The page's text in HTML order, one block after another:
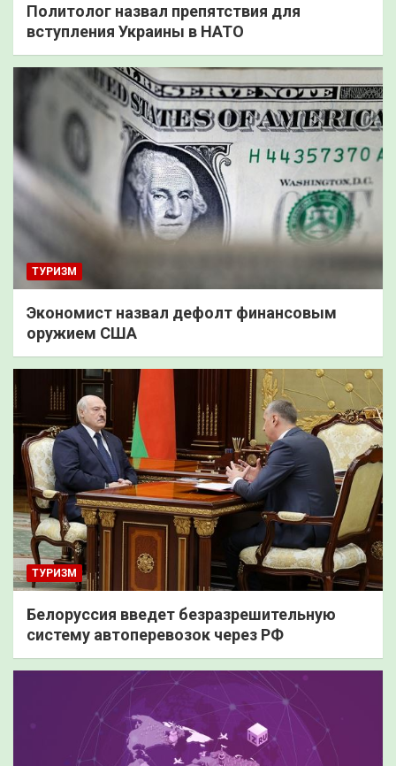
Политолог назвал препятствия для
вступления Украины в НАТО
ТУРИЗМ
Экономист назвал дефолт финансовым
оружием США
ТУРИЗМ
Белоруссия введет безразрешительную
систему автоперевозок через РФ